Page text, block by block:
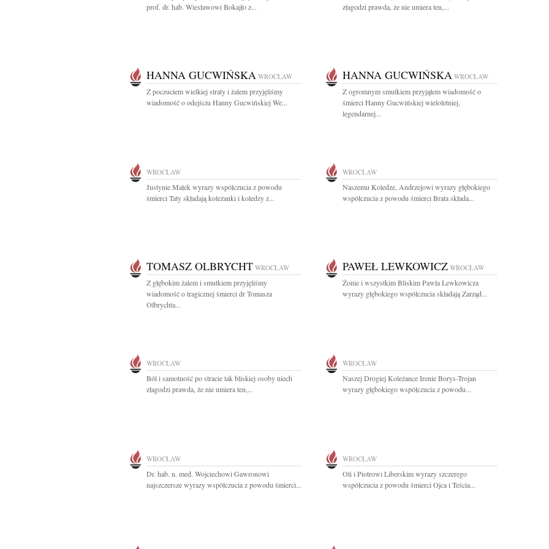
prof. dr. hab. Wiesławowi Bokajło z...
złagodzi prawda, że nie umiera ten,...
HANNA GUCWIŃSKA WROCŁAW
Z poczuciem wielkiej straty i żalem przyjęliśmy
wiadomość o odejściu Hanny Gucwińskiej We...
HANNA GUCWIŃSKA WROCŁAW
Z ogromnym smutkiem przyjąłem wiadomość o
śmierci Hanny Gucwińskiej wieloletniej,
legendarnej...
WROCŁAW
Justynie Małek wyrazy współczucia z powodu
śmierci Taty składają koleżanki i koledzy z...
WROCŁAW
Naszemu Koledze, Andrzejowi wyrazy głębokiego
współczucia z powodu śmierci Brata składa...
TOMASZ OLBRYCHT WROCŁAW
Z głębokim żalem i smutkiem przyjęliśmy
wiadomość o tragicznej śmierci dr Tomasza
Olbrychta...
PAWEŁ LEWKOWICZ WROCŁAW
Żonie i wszystkim Bliskim Pawła Lewkowicza
wyrazy głębokiego współczucia składają Zarząd...
WROCŁAW
Ból i samotność po stracie tak bliskiej osoby niech
złagodzi prawda, że nie umiera ten,...
WROCŁAW
Naszej Drogiej Koleżance Irenie Borys-Trojan
wyrazy głębokiego współczucia z powodu...
WROCŁAW
Dr. hab. n. med. Wojciechowi Gawronowi
najszczersze wyrazy współczucia z powodu śmierci...
WROCŁAW
Oli i Piotrowi Liberskim wyrazy szczerego
współczucia z powodu śmierci Ojca i Teścia...